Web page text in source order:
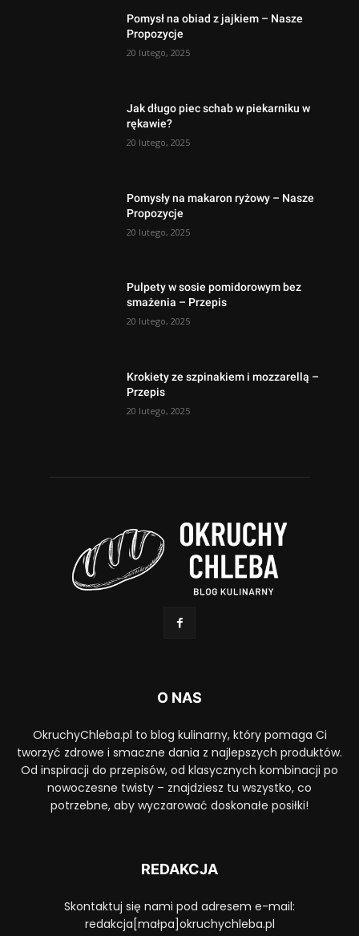
Pomysł na obiad z jajkiem – Nasze
Propozycje
20 lutego, 2025
Jak długo piec schab w piekarniku w
rękawie?
20 lutego, 2025
Pomysły na makaron ryżowy – Nasze
Propozycje
20 lutego, 2025
Pulpety w sosie pomidorowym bez
smażenia – Przepis
20 lutego, 2025
Krokiety ze szpinakiem i mozzarellą –
Przepis
20 lutego, 2025
O NAS
OkruchyChleba.pl to blog kulinarny, który pomaga Ci
tworzyć zdrowe i smaczne dania z najlepszych produktów.
Od inspiracji do przepisów, od klasycznych kombinacji po
nowoczesne twisty – znajdziesz tu wszystko, co
potrzebne, aby wyczarować doskonałe posiłki!
REDAKCJA
Skontaktuj się nami pod adresem e-mail:
redakcja[małpa]okruchychleba.pl